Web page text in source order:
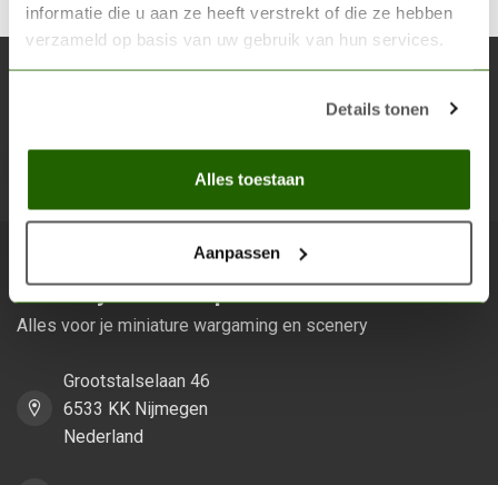
informatie die u aan ze heeft verstrekt of die ze hebben
verzameld op basis van uw gebruik van hun services.
Details tonen
Alles toestaan
Aanpassen
Blijf op de hoogte over onze laatste acties
Scenery Workshop BV
Alles voor je miniature wargaming en scenery
Grootstalselaan 46
6533 KK Nijmegen
Nederland